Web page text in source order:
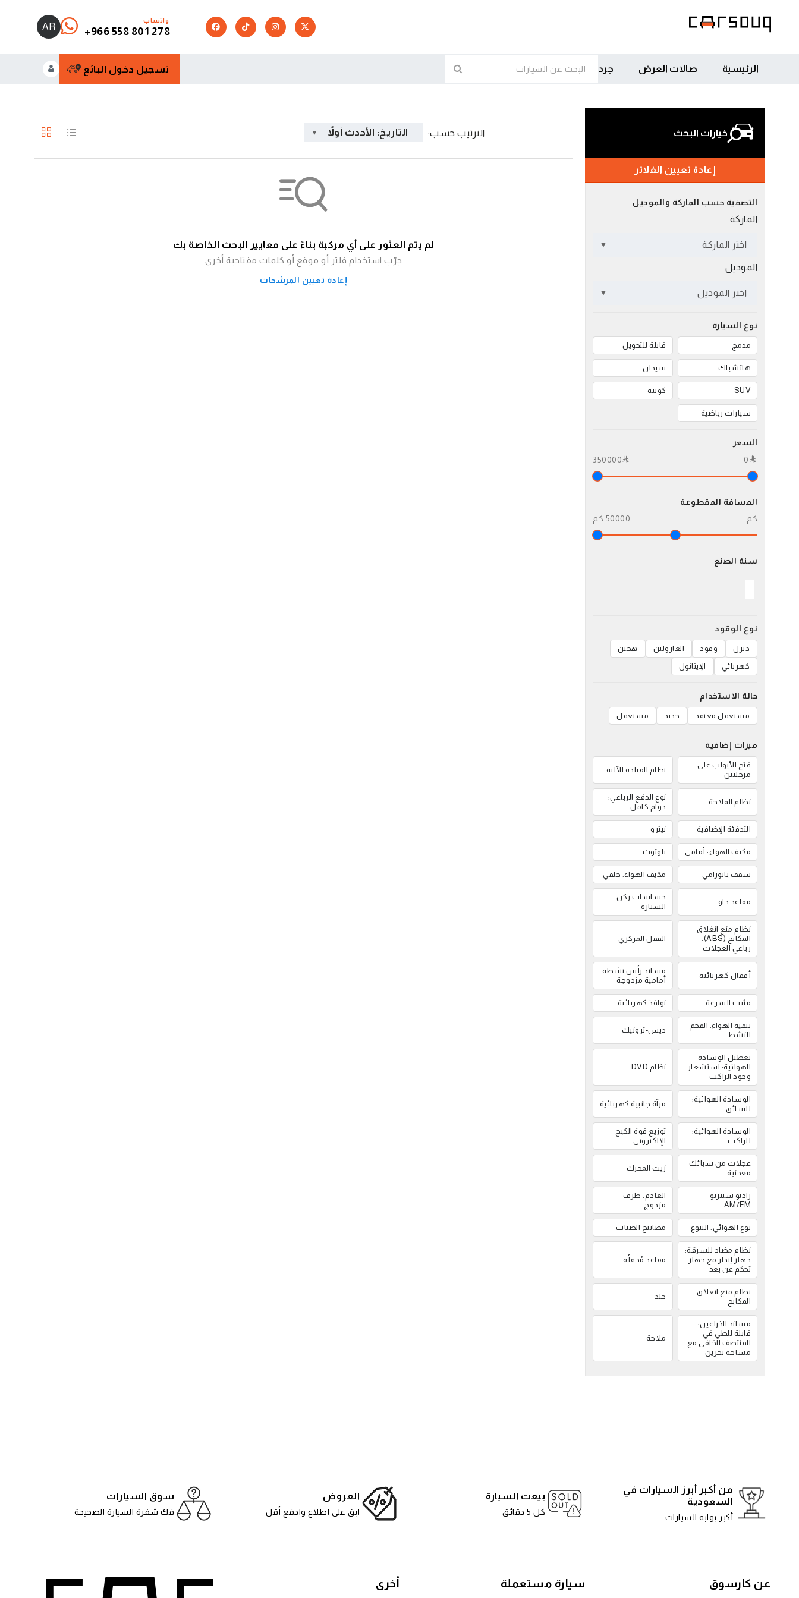
واتساب
+966 558 801 278
AR
تسجيل دخول البائع الرئيسية صالات العرض جرد
خيارات البحث
إعادة تعيين الفلاتر
التصفية حسب الماركة والموديل
الماركة
اختر الماركة
الموديل
اختر الموديل
نوع السيارة
مدمج قابلة للتحويل
هاتشباك سيدان
SUV كوبيه
سيارات رياضية
السعر
0
350000
المسافة المقطوعة
كم
50000 كم
سنة الصنع
نوع الوقود
ديزل وقود الغازولين
هجين
كهربائي
الإيثانول
حالة الاستخدام
مستعمل معتمد جديد مستعمل
ميزات إضافية
فتح الأبواب على
مرحلتين
نظام القيادة الآلية
نظام الملاحة
نوع الدفع الرباعي:
دوام كامل
التدفئة الإضافية نيترو
مكيف الهواء: أمامي بلوتوث
سقف بانورامي مكيف الهواء: خلفي
مقاعد دلو
حساسات ركن
السيارة
نظام منع انغلاق
المكابح (ABS):
رباعي العجلات
القفل المركزي
أقفال كهربائية
مساند رأس نشطة:
أمامية مزدوجة
مثبت السرعة نوافذ كهربائية
تنقية الهواء: الفحم
النشط
ديس-ترونيك
تعطيل الوسادة
الهوائية: استشعار
وجود الراكب
نظام DVD
الوسادة الهوائية:
للسائق
مرآة جانبية كهربائية
الوسادة الهوائية:
للراكب
توزيع قوة الكبح
الإلكتروني
عجلات من سبائك
معدنية
زيت المحرك
راديو ستيريو
AM/FM
العادم: طرف
مزدوج
نوع الهوائي: التنوع مصابيح الضباب
نظام مضاد للسرقة:
جهاز إنذار مع جهاز
تحكم عن بعد
مقاعد مُدفأة
نظام منع انغلاق
المكابح
جلد
مساند الذراعين:
قابلة للطي في
المنتصف الخلفي مع
مساحة تخزين
ملاحة
الترتيب حسب: التاريخ: الأحدث أولاً
لم يتم العثور على أي مركبة بناءً على معايير البحث الخاصة بك
جرّب استخدام فلتر أو موقع أو كلمات مفتاحية أخرى
إعادة تعيين المرشحات
من أكبر أبرز السيارات في
السعودية
أكبر بوابة السيارات
بيعت السيارة
كل 5 دقائق
العروض
ابق على اطلاع وادفع أقل
سوق السيارات
فك شفرة السيارة الصحيحة
عن كارسوق سيارة مستعملة أخرى